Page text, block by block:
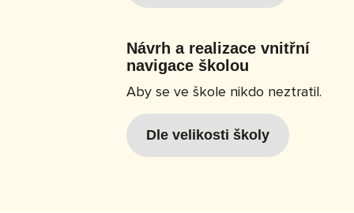
Návrh a realizace vnitřní
navigace školou
Aby se ve škole nikdo neztratil.
Dle velikosti školy